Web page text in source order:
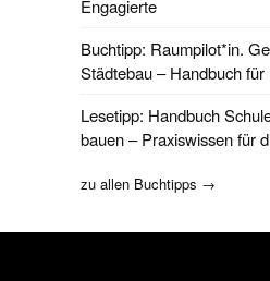
Engagierte
Buchtipp: Raumpilot*in.
Städtebau – Handbuch
Lesetipp: Handbuch
bauen – Praxiswissen für
zu allen Buchtipps →